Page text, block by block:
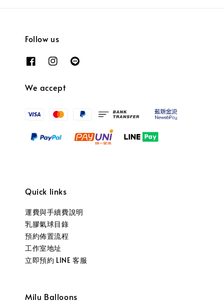
Follow us
We accept
Quick links
運費與手續費說明
乳膠氣球目錄
預約佈置流程
工作室地址
立即預約 LINE 客服
Milu Balloons